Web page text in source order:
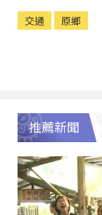
交通 原鄉
推薦新聞